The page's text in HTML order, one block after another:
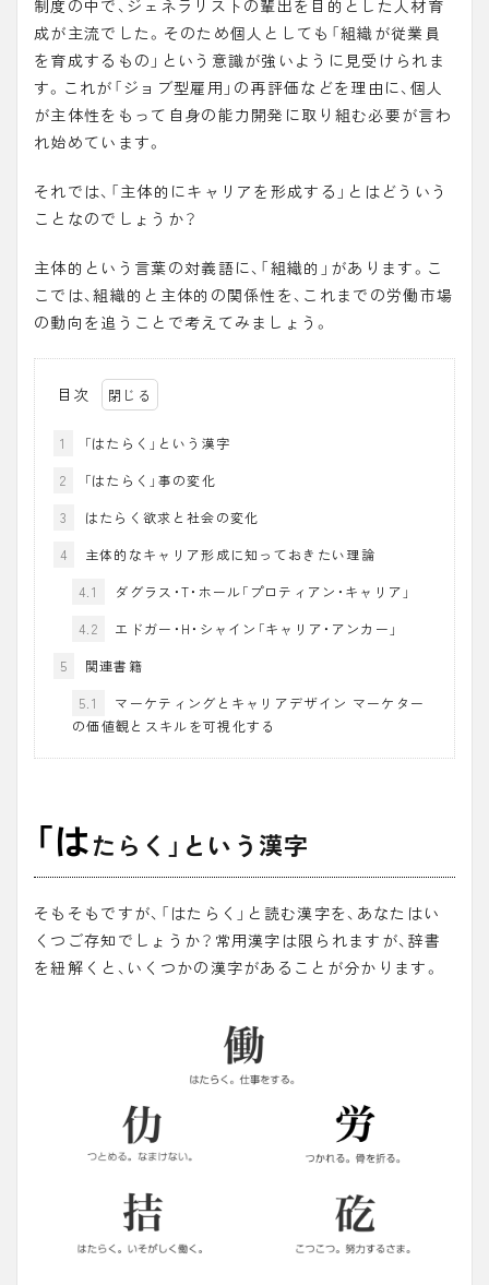
制度の中で、ジェネラリストの輩出を目的とした人材育
成が主流でした。そのため個人としても「組織が従業員
を育成するもの」という意識が強いように見受けられま
す。これが「ジョブ型雇用」の再評価などを理由に、個人
が主体性をもって自身の能力開発に取り組む必要が言わ
れ始めています。
それでは、「主体的にキャリアを形成する 」とはどういう
ことなのでしょうか？
主体的という言葉の対義語に、「組織的 」があります。こ
こでは、組織的と主体的の関係性を、これまでの労働市場
の動向を追うことで考えてみましょう。
目次
1
「はたらく」という漢字
2
「はたらく」事の変化
3
はたらく欲求と社会の変化
4
主体的なキャリア形成に知っておきたい理論
4.1
ダグラス・T・ホール「プロティアン・キャリア」
4.2
エドガー・H・シャイン「キャリア・アンカー」
5
関連書籍
5.1
マーケティングとキャリアデザイン マーケター
の価値観とスキルを可視化する
「はたらく」という漢字
そもそもですが、「はたらく」と読む漢字を、あなたはい
くつご存知でしょうか？常用漢字は限られますが、辞書
を紐解くと、いくつかの漢字があることが分かります。